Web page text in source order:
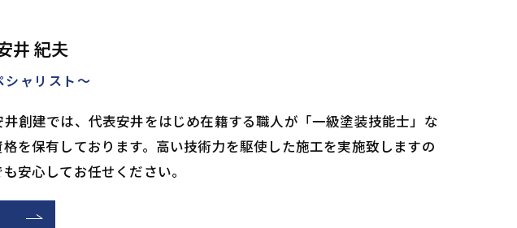
井 紀夫
シャリスト～
創建では、代表安井をはじめ在籍する職人が「一級塗装技能士」な
を保有しております。高い技術力を駆使した施工を実施致しますの
安心してお任せください。